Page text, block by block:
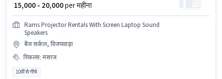
₹ 15,000 - 20,000per महीना
Rams Projector Rentals With Screen Laptop Sound
Speakers
बेंज सर्कल, विजयवाड़ा
स्किल्स: मसाज
10वीं से नीचे